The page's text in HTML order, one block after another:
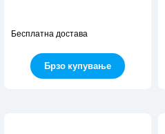
Бесплатна достава
Брзо купување